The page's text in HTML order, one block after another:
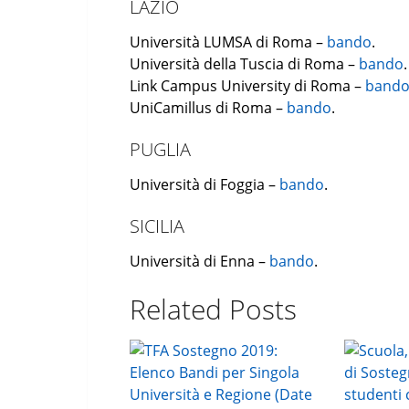
LAZIO
Università LUMSA di Roma – bando.
Università della Tuscia di Roma – bando.
Link Campus University di Roma – bando
UniCamillus di Roma – bando.
PUGLIA
Università di Foggia – bando.
SICILIA
Università di Enna – bando.
Related Posts